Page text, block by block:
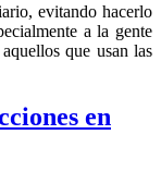
evitando hacerlo
a la gente
que usan las
en